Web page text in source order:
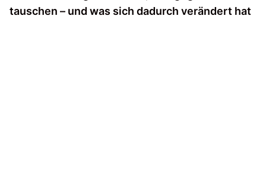
tauschen – und was sich dadurch verändert hat